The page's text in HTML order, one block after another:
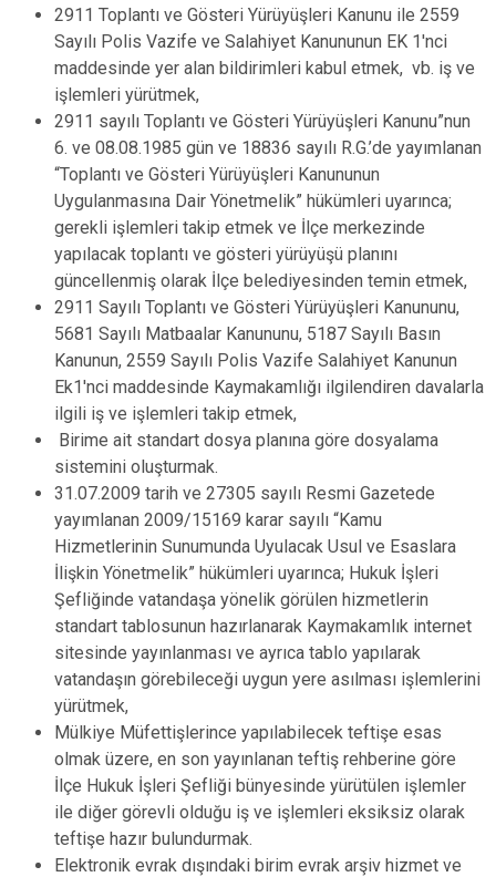
2911 Toplantı ve Gösteri Yürüyüşleri Kanunu ile 2559
Sayılı Polis Vazife ve Salahiyet Kanununun EK 1'nci
maddesinde yer alan bildirimleri kabul etmek, vb. iş ve
işlemleri yürütmek,
2911 sayılı Toplantı ve Gösteri Yürüyüşleri Kanunu”nun
6. ve 08.08.1985 gün ve 18836 sayılı R.G.’de yayımlanan
“Toplantı ve Gösteri Yürüyüşleri Kanununun
Uygulanmasına Dair Yönetmelik” hükümleri uyarınca;
gerekli işlemleri takip etmek ve İlçe merkezinde
yapılacak toplantı ve gösteri yürüyüşü planını
güncellenmiş olarak İlçe belediyesinden temin etmek,
2911 Sayılı Toplantı ve Gösteri Yürüyüşleri Kanununu,
5681 Sayılı Matbaalar Kanununu, 5187 Sayılı Basın
Kanunun, 2559 Sayılı Polis Vazife Salahiyet Kanunun
Ek1'nci maddesinde Kaymakamlığı ilgilendiren davalarla
ilgili iş ve işlemleri takip etmek,
Birime ait standart dosya planına göre dosyalama
sistemini oluşturmak.
31.07.2009 tarih ve 27305 sayılı Resmi Gazetede
yayımlanan 2009/15169 karar sayılı “Kamu
Hizmetlerinin Sunumunda Uyulacak Usul ve Esaslara
İlişkin Yönetmelik” hükümleri uyarınca; Hukuk İşleri
Şefliğinde vatandaşa yönelik görülen hizmetlerin
standart tablosunun hazırlanarak Kaymakamlık internet
sitesinde yayınlanması ve ayrıca tablo yapılarak
vatandaşın görebileceği uygun yere asılması işlemlerini
yürütmek,
Mülkiye Müfettişlerince yapılabilecek teftişe esas
olmak üzere, en son yayınlanan teftiş rehberine göre
İlçe Hukuk İşleri Şefliği bünyesinde yürütülen işlemler
ile diğer görevli olduğu iş ve işlemleri eksiksiz olarak
teftişe hazır bulundurmak.
Elektronik evrak dışındaki birim evrak arşiv hizmet ve